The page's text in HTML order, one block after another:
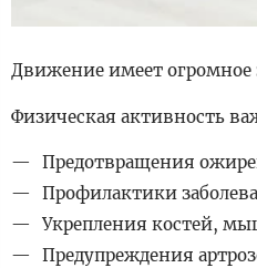
Движение имеет огромное
Физическая активность
Предотвращения
Профилактики
Укрепления костей,
Предупреждения